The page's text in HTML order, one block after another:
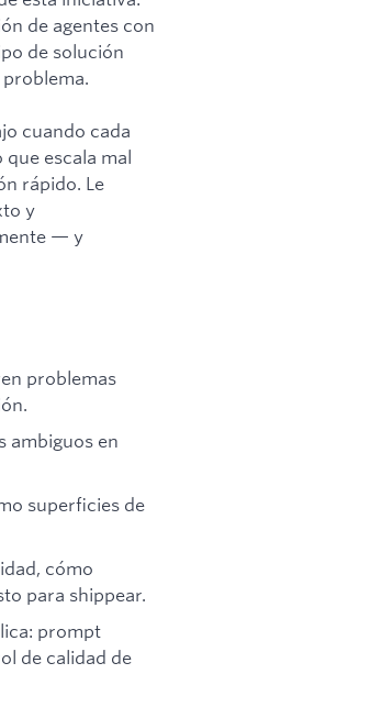
de agentes con
de solución
cuando cada
escala mal
rápido. Le
y
— y
problemas
ambiguos en
superficies de
cómo
para shippear.
prompt
de calidad de